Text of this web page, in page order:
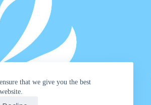
that we give you the best